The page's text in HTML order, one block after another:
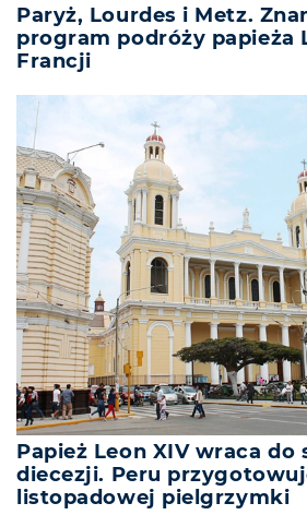
Paryż, Lourdes i Metz.
program podróży papieża
Francji
Papież Leon XIV wraca
diecezji. Peru
listopadowej pielgrzymki